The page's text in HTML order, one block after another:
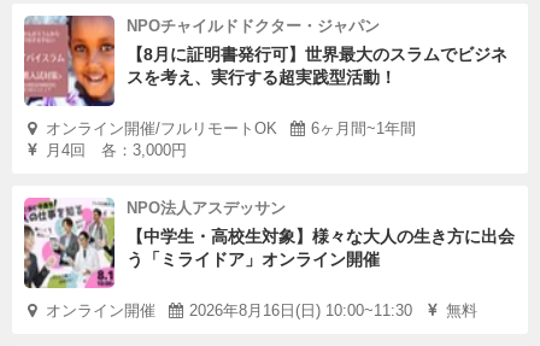
NPOチャイルドドクター・ジャパン
【8月に証明書発行可】世界最大のスラムでビジネ
スを考え、実行する超実践型活動！
オンライン開催/フルリモートOK
6ヶ月間~1年間
月4回 各：3,000円
NPO法人アスデッサン
【中学生・高校生対象】様々な大人の生き方に出会
う「ミライドア」オンライン開催
オンライン開催 2026年8月16日(日) 10:00~11:30 無料